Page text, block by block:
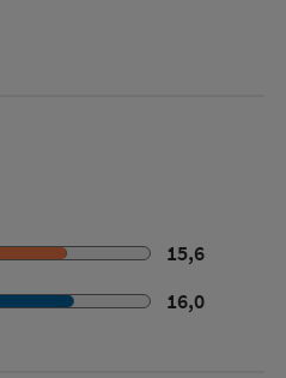
15,6
16,0